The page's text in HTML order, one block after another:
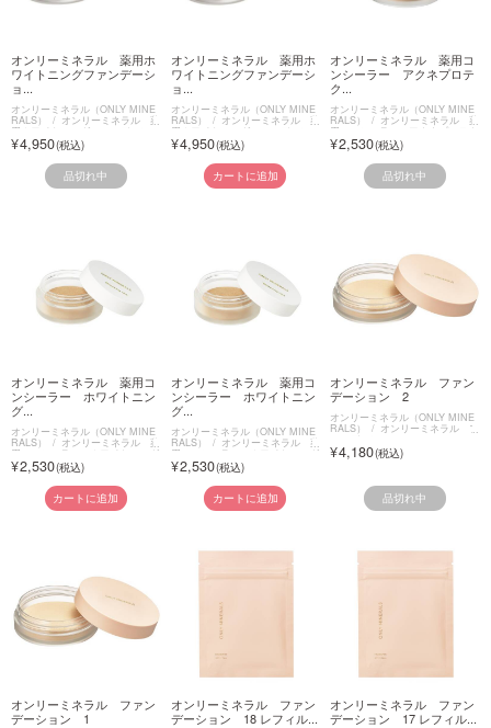
オンリーミネラル 薬用ホ
ワイトニングファンデーシ
ョ...
オンリーミネラル（ONLY MINE
RALS） オンリーミネラル 薬
用ホワイトニングファンデーショ
ン4,950
品切れ中
オンリーミネラル 薬用ホ
ワイトニングファンデーシ
ョ...
オンリーミネラル（ONLY MINE
RALS） オンリーミネラル 薬
用ホワイトニングファンデーショ
ン4,950
カートに追加
オンリーミネラル 薬用コ
ンシーラー アクネプロテ
ク...
オンリーミネラル（ONLY MINE
RALS） オンリーミネラル 薬
用コンシーラー アクネプロテク
ター2,530
品切れ中
オンリーミネラル 薬用コ
ンシーラー ホワイトニン
グ...
オンリーミネラル（ONLY MINE
RALS） オンリーミネラル 薬
用コンシーラー ホワイトニング
ケア2,530
カートに追加
オンリーミネラル 薬用コ
ンシーラー ホワイトニン
グ...
オンリーミネラル（ONLY MINE
RALS） オンリーミネラル 薬
用コンシーラー ホワイトニング
ケア2,530
カートに追加
オンリーミネラル ファン
デーション 2
オンリーミネラル（ONLY MINE
RALS） オンリーミネラル フ
ァンデーション
4,180
品切れ中
オンリーミネラル ファン
デーション 1
オンリーミネラル ファン
デーション 18 レフィル...
オンリーミネラル ファン
デーション 17 レフィル...